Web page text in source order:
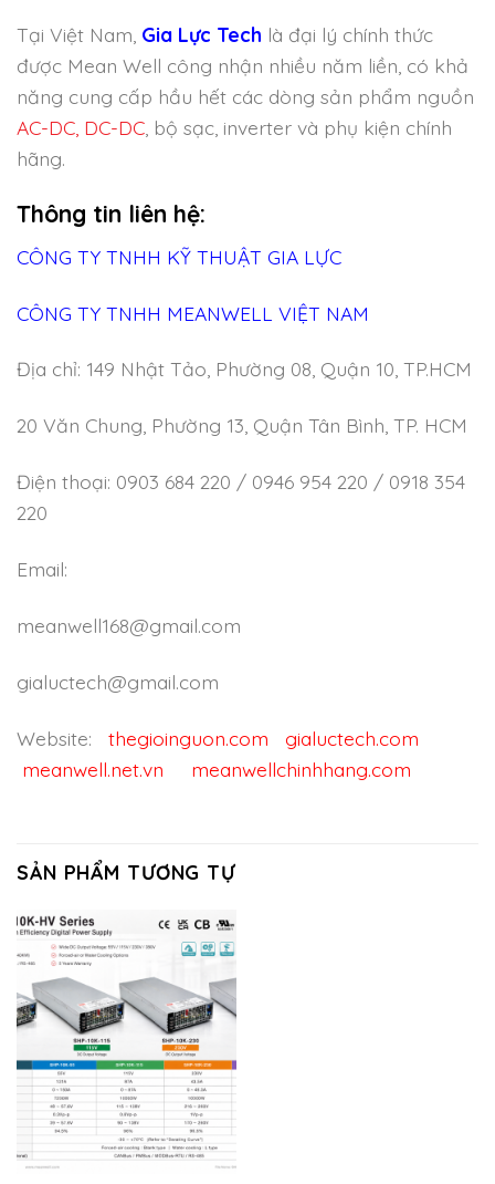
Tại Việt Nam, Gia Lực Tech là đại lý chính thức
được Mean Well công nhận nhiều năm liền, có khả
năng cung cấp hầu hết các dòng sản phẩm nguồn
AC-DC, DC-DC , bộ sạc, inverter và phụ kiện chính
hãng.
Thông tin liên hệ:
CÔNG TY TNHH KỸ THUẬT GIA LỰC
CÔNG TY TNHH MEANWELL VIỆT NAM
Địa chỉ: 149 Nhật Tảo, Phường 08, Quận 10, TP.HCM
20 Văn Chung, Phường 13, Quận Tân Bình, TP. HCM
Điện thoại: 0903 684 220 / 0946 954 220 / 0918 354
220
Email:
meanwell168@gmail.com
gialuctech@gmail.com
Website: thegioinguon.com
gialuctech.com
meanwell.net.vn
meanwellchinhhang.com
SẢN PHẨM TƯƠNG TỰ